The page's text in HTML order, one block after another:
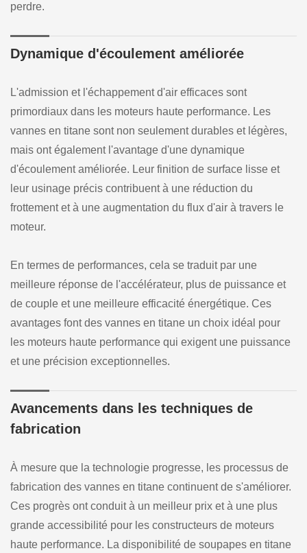
perdre.
Dynamique d'écoulement améliorée
L'admission et l'échappement d'air efficaces sont
primordiaux dans les moteurs haute performance. Les
vannes en titane sont non seulement durables et légères,
mais ont également l'avantage d'une dynamique
d'écoulement améliorée. Leur finition de surface lisse et
leur usinage précis contribuent à une réduction du
frottement et à une augmentation du flux d'air à travers le
moteur.
En termes de performances, cela se traduit par une
meilleure réponse de l'accélérateur, plus de puissance et
de couple et une meilleure efficacité énergétique. Ces
avantages font des vannes en titane un choix idéal pour
les moteurs haute performance qui exigent une puissance
et une précision exceptionnelles.
Avancements dans les techniques de
fabrication
À mesure que la technologie progresse, les processus de
fabrication des vannes en titane continuent de s'améliorer.
Ces progrès ont conduit à un meilleur prix et à une plus
grande accessibilité pour les constructeurs de moteurs
haute performance. La disponibilité de soupapes en titane